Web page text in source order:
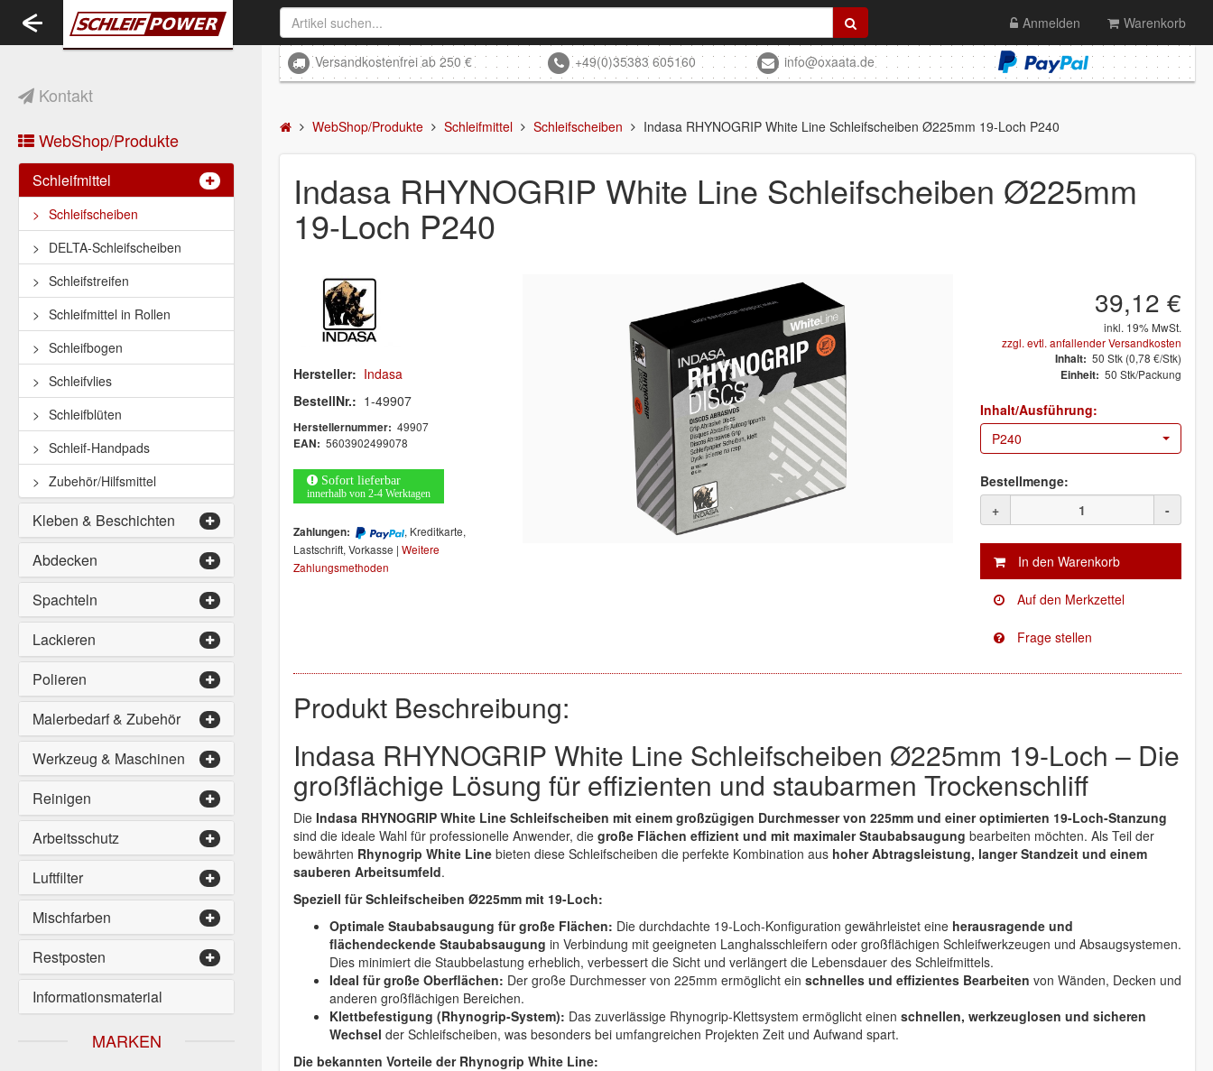
Kontakt
WebShop/Produkte
Schleifmittel
Schleifscheiben
DELTA-Schleifscheiben
Schleifstreifen
Schleifmittel in Rollen
Schleifbogen
Schleifvlies
Schleifblüten
Schleif-Handpads
Zubehör/Hilfsmittel
Kleben & Beschichten
Abdecken
Spachteln
Lackieren
Polieren
Malerbedarf & Zubehör
Werkzeug & Maschinen
Reinigen
Arbeitsschutz
Luftfilter
Mischfarben
Restposten
Informationsmaterial
MARKEN
Toggle
navigation
Anmelden Warenkorb
Versandkostenfrei ab 250 € +49(0)35383 605160 info@oxaata.de
WebShop/Produkte Schleifmittel Schleifscheiben Indasa RHYNOGRIP White Line Schleifscheiben Ø225mm 19-Loch P240
Indasa RHYNOGRIP White Line Schleifscheiben Ø225mm
19-Loch P240
Hersteller: Indasa
BestellNr.: 1-49907
Herstellernummer: 49907
EAN: 5603902499078
Sofort lieferbar
innerhalb von 2-4 Werktagen
Zahlungen:
, Kreditkarte,
Lastschrift, Vorkasse | Weitere
Zahlungsmethoden
39,12 €
inkl. 19% MwSt.
zzgl. evtl. anfallender Versandkosten
Inhalt: 50 Stk (0,78 €/Stk)
Einheit: 50 Stk/Packung
Inhalt/Ausführung:
P240
Bestellmenge:
+
-
Produkt Beschreibung:
Indasa RHYNOGRIP White Line Schleifscheiben Ø225mm 19-Loch – Die
großflächige Lösung für effizienten und staubarmen Trockenschliff
Die Indasa RHYNOGRIP White Line Schleifscheiben mit einem großzügigen Durchmesser von 225mm und einer optimierten 19-Loch-Stanzung
sind die ideale Wahl für professionelle Anwender, die große Flächen effizient und mit maximaler Staubabsaugung bearbeiten möchten. Als Teil der
bewährten Rhynogrip White Line bieten diese Schleifscheiben die perfekte Kombination aus hoher Abtragsleistung, langer Standzeit und einem
sauberen Arbeitsumfeld.
Speziell für Schleifscheiben Ø225mm mit 19-Loch:
Optimale Staubabsaugung für große Flächen: Die durchdachte 19-Loch-Konfiguration gewährleistet eine herausragende und
flächendeckende Staubabsaugung in Verbindung mit geeigneten Langhalsschleifern oder großflächigen Schleifwerkzeugen und Absaugsystemen.
Dies minimiert die Staubbelastung erheblich, verbessert die Sicht und verlängert die Lebensdauer des Schleifmittels.
Ideal für große Oberflächen: Der große Durchmesser von 225mm ermöglicht ein schnelles und effizientes Bearbeiten von Wänden, Decken und
anderen großflächigen Bereichen.
Klettbefestigung (Rhynogrip-System): Das zuverlässige Rhynogrip-Klettsystem ermöglicht einen schnellen, werkzeuglosen und sicheren
Wechsel der Schleifscheiben, was besonders bei umfangreichen Projekten Zeit und Aufwand spart.
Die bekannten Vorteile der Rhynogrip White Line: